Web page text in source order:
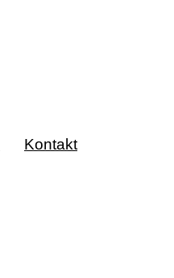
Kontakt